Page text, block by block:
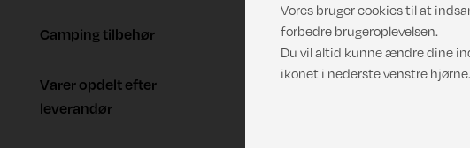
Camping tilbehør
Varer opdelt efter
leverandør
Vores bruger cookies til at
forbedre brugeroplevelsen.
Du vil altid kunne ændre dine
ikonet i nederste venstre hjørne.